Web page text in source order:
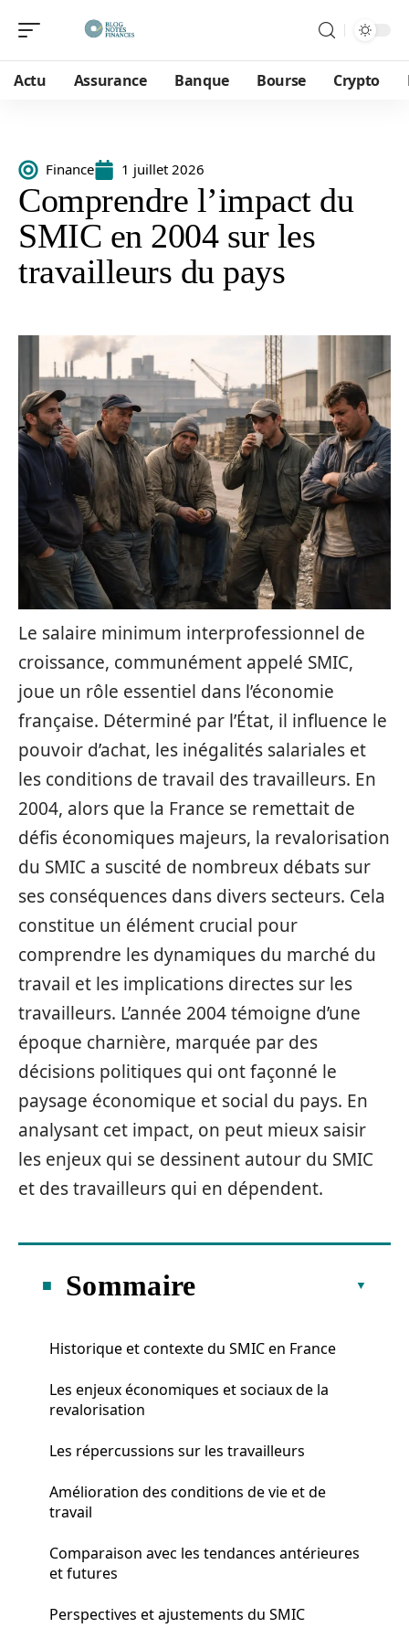
Actu Assurance Banque Bourse Crypto
Finance 1 juillet 2026
Comprendre l’impact du
SMIC en 2004 sur les
travailleurs du pays
Le salaire minimum interprofessionnel de
croissance, communément appelé SMIC,
joue un rôle essentiel dans l’économie
française. Déterminé par l’État, il influence le
pouvoir d’achat, les inégalités salariales et
les conditions de travail des travailleurs. En
2004, alors que la France se remettait de
défis économiques majeurs, la revalorisation
du SMIC a suscité de nombreux débats sur
ses conséquences dans divers secteurs. Cela
constitue un élément crucial pour
comprendre les dynamiques du marché du
travail et les implications directes sur les
travailleurs. L’année 2004 témoigne d’une
époque charnière, marquée par des
décisions politiques qui ont façonné le
paysage économique et social du pays. En
analysant cet impact, on peut mieux saisir
les enjeux qui se dessinent autour du SMIC
et des travailleurs qui en dépendent.
Sommaire
Historique et contexte du SMIC en France
Les enjeux économiques et sociaux de la
revalorisation
Les répercussions sur les travailleurs
Amélioration des conditions de vie et de
travail
Comparaison avec les tendances antérieures
et futures
Perspectives et ajustements du SMIC